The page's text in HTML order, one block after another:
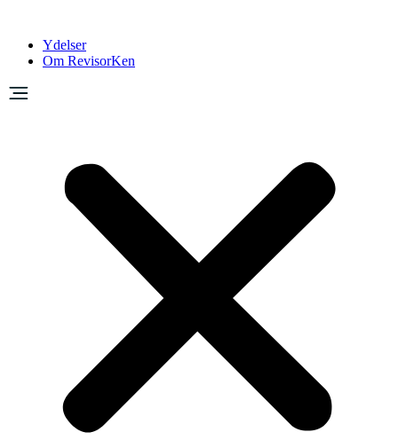
Ydelser
Om RevisorKen